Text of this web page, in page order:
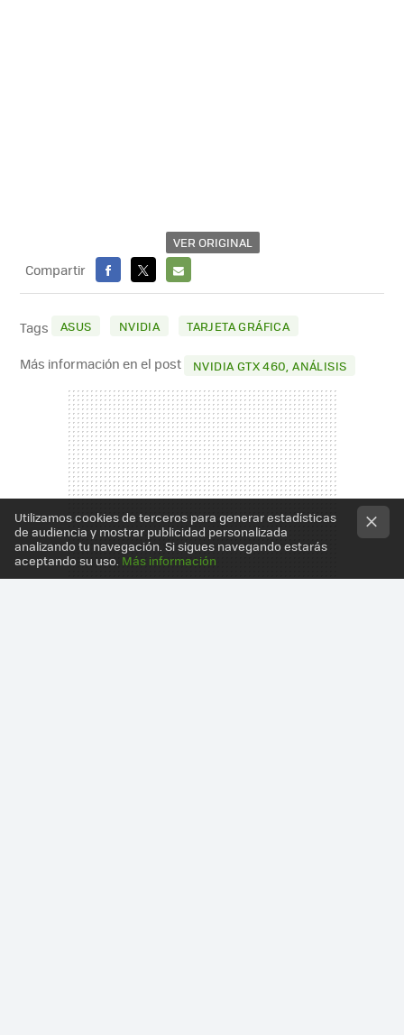
VER ORIGINAL
Compartir
FACEBOOK
X
E-
MAIL
Tags ASUS NVIDIA TARJETA GRÁFICA
Más información en el post NVIDIA GTX 460, ANÁLISIS
Utilizamos cookies de terceros para generar estadísticas
de audiencia y mostrar publicidad personalizada
analizando tu navegación. Si sigues navegando estarás
aceptando su uso. Más información